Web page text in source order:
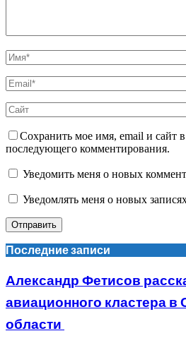
Сохранить мое имя, email и сайт в
последующего комментирования.
Уведомить меня о новых
Уведомлять меня о новых
Последние записи
Александр Фетисов
авиационного кластера
области